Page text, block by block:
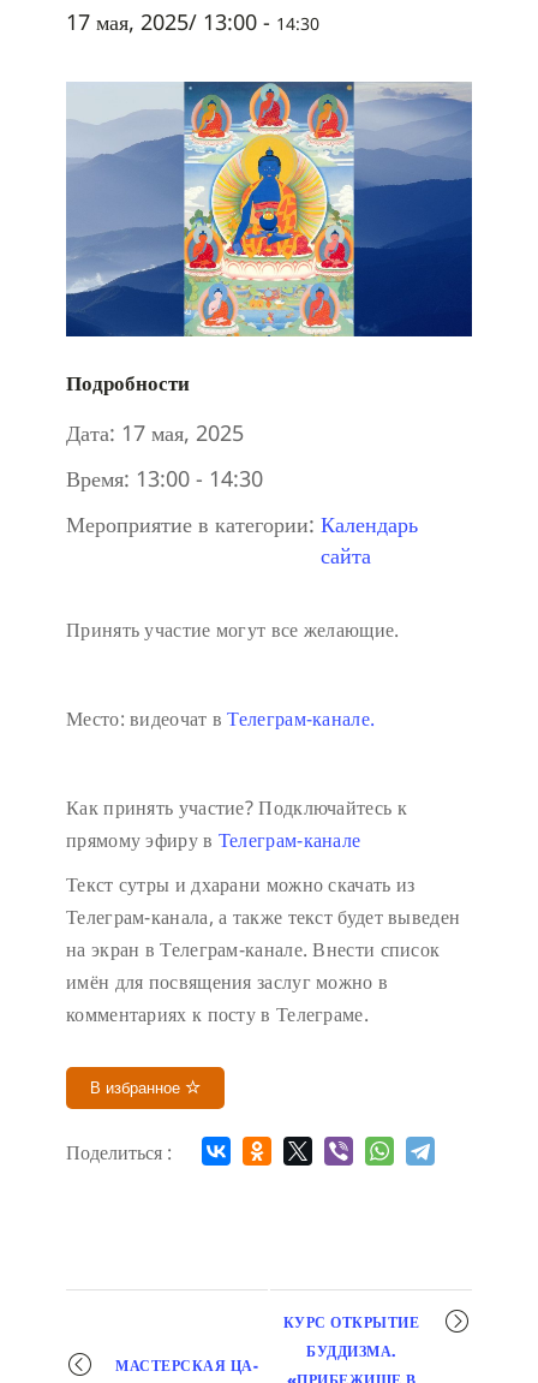
17 мая, 2025/ 13:00 - 14:30
Подробности
Дата: 17 мая, 2025
Время: 13:00 - 14:30
Мероприятие в категории: Календарь
сайта
Принять участие могут все желающие.
Место: видеочат вТелеграм-канале.
Как принять участие?Подключайтесь к
прямому эфиру в Телеграм-канале
Текст сутры и дхарани можно скачать из
Телеграм-канала, а также текст будет выведен
на экран в Телеграм-канале. Внести список
имён для посвящения заслуг можно в
комментариях к посту в Телеграме.
В избранное
Поделиться :
Мероприятие
навигация
МАСТЕРСКАЯ ЦА-
КУРС ОТКРЫТИЕ
БУДДИЗМА.